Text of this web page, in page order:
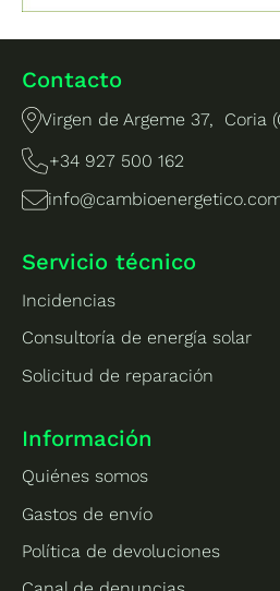
Contacto
Virgen de Argeme 37, Coria
+34 927 500 162
Servicio técnico
Incidencias
Consultoría de energía solar
Solicitud de reparación
Información
Quiénes somos
Gastos de envío
Política de devoluciones